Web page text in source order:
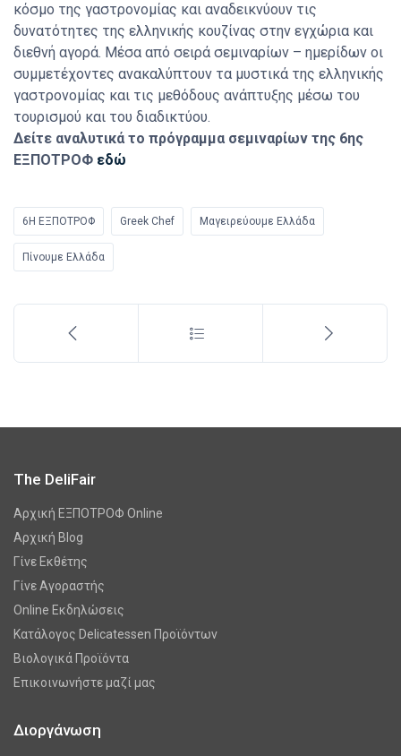
κόσμο της γαστρονομίας και αναδεικνύουν τις
δυνατότητες της ελληνικής κουζίνας στην εγχώρια και
διεθνή αγορά. Μέσα από σειρά σεμιναρίων – ημερίδων οι
συμμετέχοντες ανακαλύπτουν τα μυστικά της ελληνικής
γαστρονομίας και τις μεθόδους ανάπτυξης μέσω του
τουρισμού και του διαδικτύου.
Δείτε αναλυτικά το πρόγραμμα σεμιναρίων της 6ης
ΕΞΠΟΤΡΟΦ εδώ
6Η ΕΞΠΟΤΡΟΦ Greek Chef Μαγειρεύουμε Ελλάδα
Πίνουμε Ελλάδα
The DeliFair
Αρχική ΕΞΠΟΤΡΟΦ Online
Αρχική Blog
Γίνε Εκθέτης
Γίνε Αγοραστής
Online Εκδηλώσεις
Κατάλογος Delicatessen Προϊόντων
Βιολογικά Προϊόντα
Επικοινωνήστε μαζί μας
Διοργάνωση